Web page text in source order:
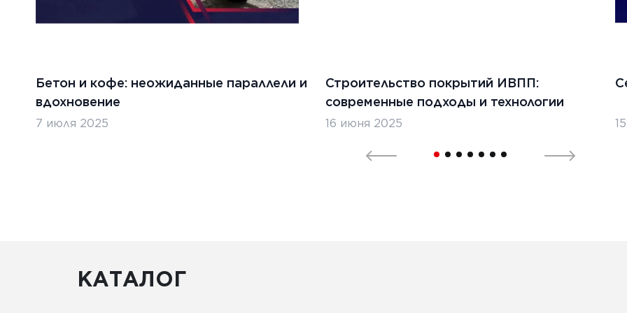
Бетон и кофе: неожиданные параллели и
вдохновение
7 июля 2025
Строительство покрытий ИВПП:
современные подходы и технологии
16 июня 2025
КАТАЛОГ